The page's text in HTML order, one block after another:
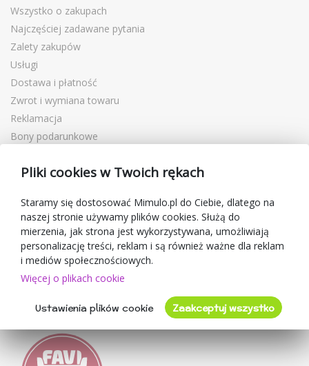
Wszystko o zakupach
Najczęściej zadawane pytania
Zalety zakupów
Usługi
Dostawa i płatność
Zwrot i wymiana towaru
Reklamacja
Bony podarunkowe
Blog
O sprzedawcy
Mimulo.pl
Regulamin sklepu
Ochrona danych osobowych GDPR
Kontakty
Oceny klientów
Pliki cookies w Twoich rękach
Staramy się dostosować Mimulo.pl do Ciebie, dlatego na
naszej stronie używamy plików cookies. Służą do
mierzenia, jak strona jest wykorzystywana, umożliwiają
personalizację treści, reklam i są również ważne dla reklam
i mediów społecznościowych.
Więcej o plikach cookie
Ustawienia plików cookie Zaakceptuj wszystko